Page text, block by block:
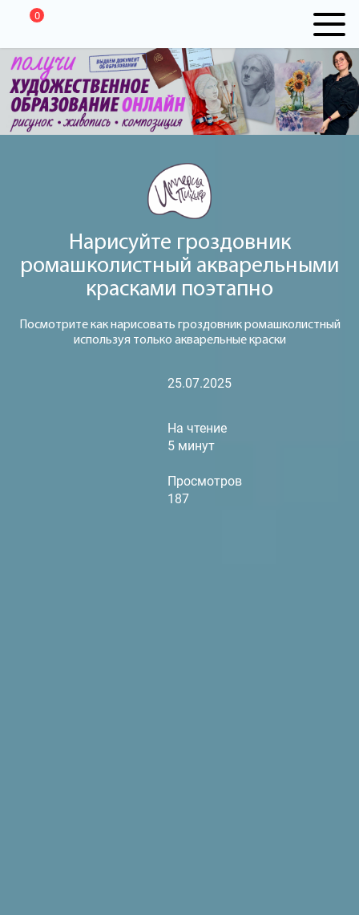
0
Нарисуйте гроздовник
ромашколистный акварельными
красками поэтапно
Посмотрите как нарисовать гроздовник ромашколистный
используя только акварельные краски
25.07.2025
На чтение
5 минут
Просмотров
187